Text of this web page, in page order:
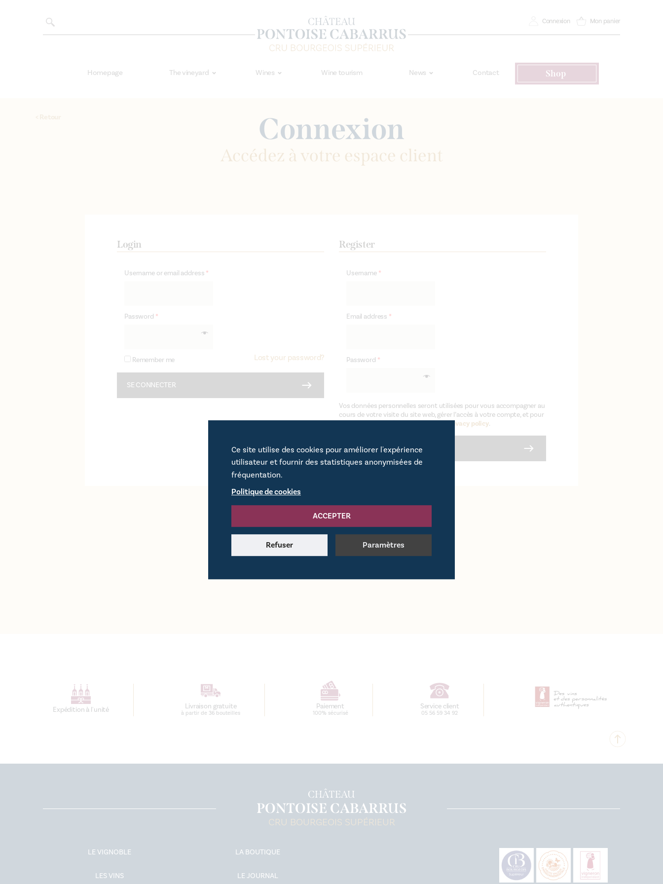
Connexion Mon panier
Homepage The vineyard Wines Wine tourism News Contact Shop
Connexion
Accédez à votre espace client
Login
Username or email address *
Password *
Remember me Lost your password?
SE CONNECTER
Register
Username *
Email address *
Password *
Vos données personnelles seront utilisées pour vous accompagner au
cours de votre visite du site web, gérer l’accès à votre compte, et pour
privacy policy.
CRÉER UN COMPTE
Expédition à l'unité Livraison gratuite
à partir de 36 bouteilles
Paiement
100% sécurisé
Service client
05 56 59 34 92
CHÂTEAU
PONTOISE CABARRUS
CRU BOURGEOIS SUPÉRIEUR
LE VIGNOBLE
LES VINS
LA BOUTIQUE
LE JOURNAL
Ce site utilise des cookies pour améliorer l'expérience
utilisateur et fournir des statistiques anonymisées de
fréquentation.
Politique de cookies
ACCEPTER
Refuser Paramètres